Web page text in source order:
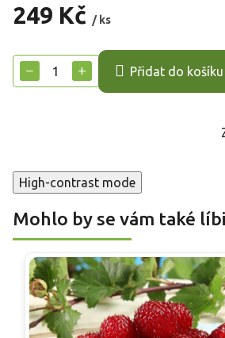
249 Kč / ks
cena:
+
− Přidat do košíku
High-contrast mode
Mohlo by se vám také